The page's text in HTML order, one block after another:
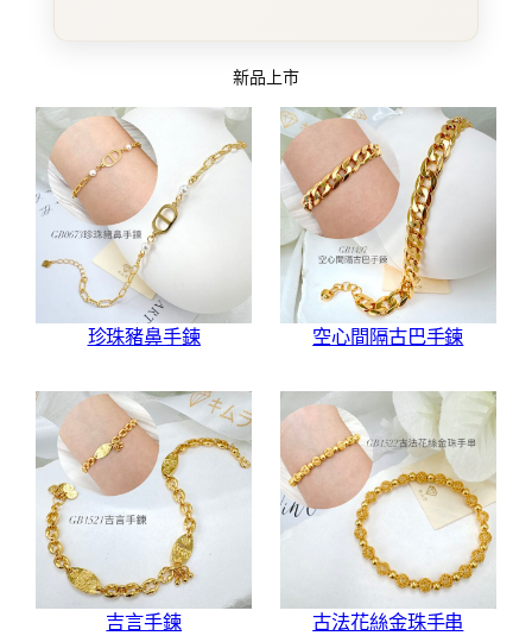
新品上市
珍珠豬鼻手鍊 空心間隔古巴手鍊
吉言手鍊 古法花絲金珠手串